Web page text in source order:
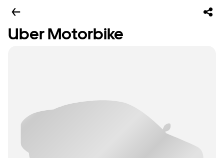
Uber Motorbike